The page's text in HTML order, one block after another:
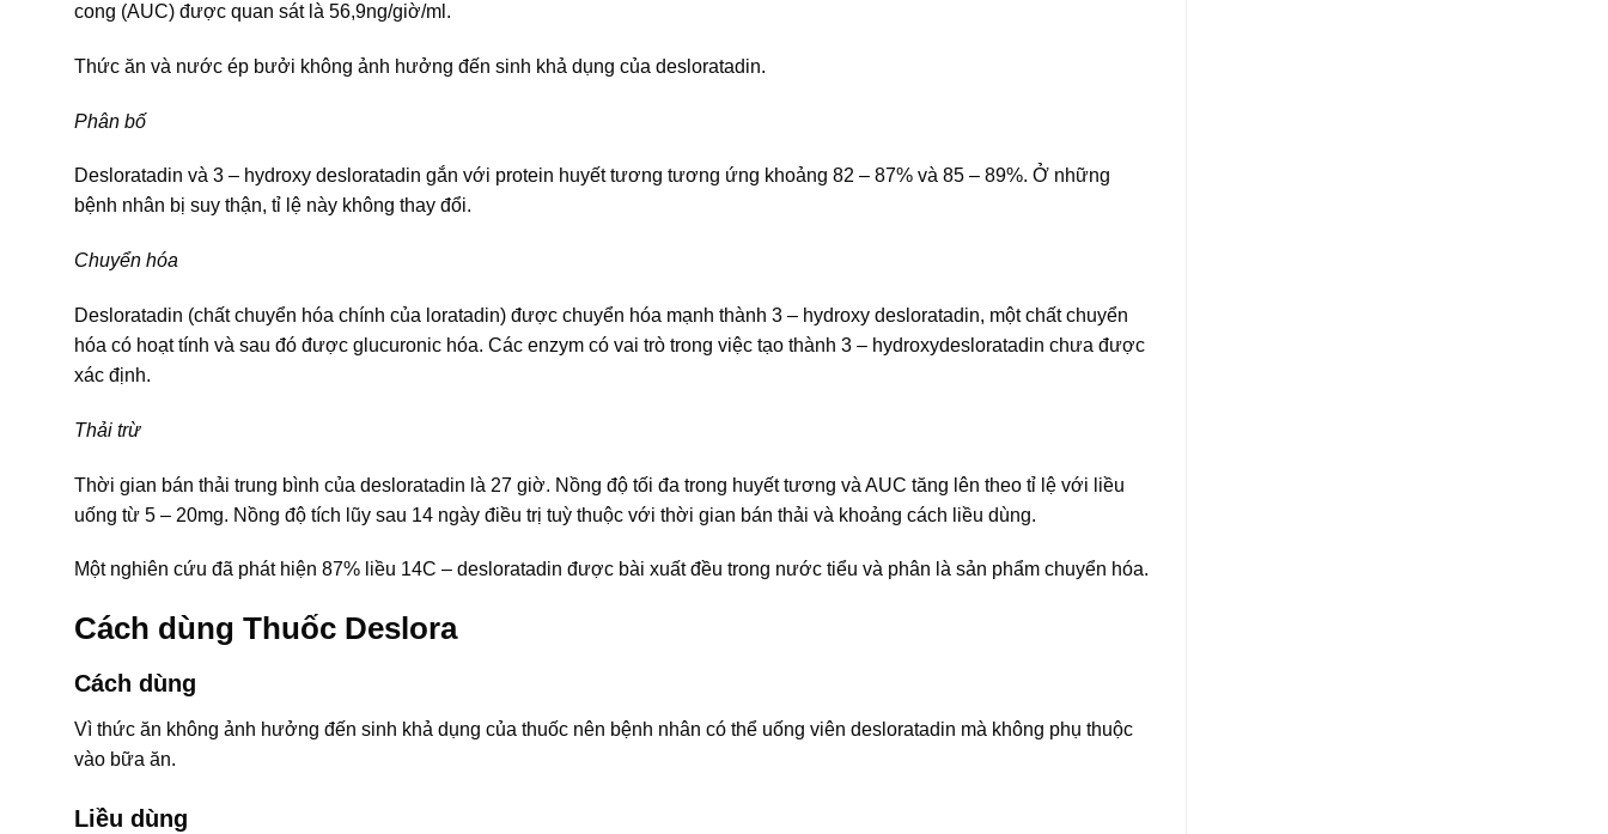
cong (AUC) được quan sát là 56,9ng/giờ/ml.
Thức ăn và nước ép bưởi không ảnh hưởng đến sinh khả dụng của desloratadin.
Phân bố
Desloratadin và 3 – hydroxy desloratadin gắn với protein huyết tương tương ứng khoảng 82 – 87% và 85 – 89%. Ở những
bệnh nhân bị suy thận, tỉ lệ này không thay đổi.
Chuyển hóa
Desloratadin (chất chuyển hóa chính của loratadin) được chuyển hóa mạnh thành 3 – hydroxy desloratadin, một chất chuyển
hóa có hoạt tính và sau đó được glucuronic hóa. Các enzym có vai trò trong việc tạo thành 3 – hydroxydesloratadin chưa được
xác định.
Thải trừ
Thời gian bán thải trung bình của desloratadin là 27 giờ. Nồng độ tối đa trong huyết tương và AUC tăng lên theo tỉ lệ với liều
uống từ 5 – 20mg. Nồng độ tích lũy sau 14 ngày điều trị tuỳ thuộc với thời gian bán thải và khoảng cách liều dùng.
Một nghiên cứu đã phát hiện 87% liều 14C – desloratadin được bài xuất đều trong nước tiểu và phân là sản phẩm chuyển hóa.
Cách dùng Thuốc Deslora
Cách dùng
Vì thức ăn không ảnh hưởng đến sinh khả dụng của thuốc nên bệnh nhân có thể uống viên desloratadin mà không phụ thuộc
vào bữa ăn.
Liều dùng